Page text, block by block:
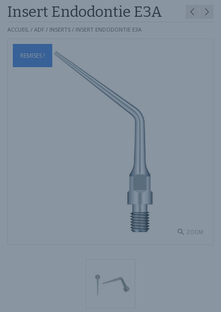
Insert Endodontie E3A
ACCUEIL / ADF / INSERTS / INSERT ENDODONTIE E3A
REMISES !
ZOOM